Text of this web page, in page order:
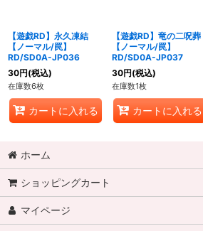
【遊戯RD】永久凍結
【ノーマル/罠】
RD/SD0A-JP036
30円(税込)
在庫数6枚
カートに入れる
【遊戯RD】竜の二呪葬
【ノーマル/罠】
RD/SD0A-JP037
30円(税込)
在庫数1枚
カートに入れる
ホーム
ショッピングカート
マイページ